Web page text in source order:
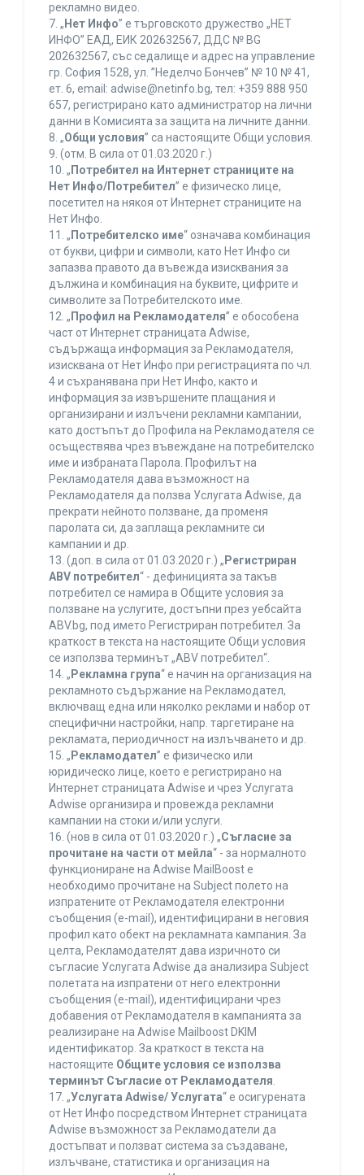
рекламно видео.
7. „ Нет Инфо” е търговското дружество „НЕТ
ИНФО” ЕАД, ЕИК 202632567, ДДС № BG
202632567, със седалище и адрес на управление
гр. София 1528, ул. ”Неделчо Бончев” № 10 № 41,
ет. 6, еmail: adwise@netinfo.bg, тел: +359 888 950
657, регистрирано като администратор на лични
данни в Комисията за защита на личните данни.
8. „Общи условия” са настоящите Общи условия.
9. (отм. В сила от 01.03.2020 г.)
10. „ Потребител на Интернет страниците на
Нет Инфо/Потребител” е физическо лице,
посетител на някоя от Интернет страниците на
Нет Инфо.
11. „ Потребителско име“ означава комбинация
от букви, цифри и символи, като Нет Инфо си
запазва правото да въвежда изисквания за
дължина и комбинация на буквите, цифрите и
символите за Потребителското име.
12. „ Профил на Рекламодателя” е обособена
част от Интернет страницата Adwise,
съдържаща информация за Рекламодателя,
изисквана от Нет Инфо при регистрацията по чл.
4 и съхранявана при Нет Инфо, както и
информация за извършените плащания и
организирани и излъчени рекламни кампании,
като достъпът до Профила на Рекламодателя се
осъществява чрез въвеждане на потребителско
име и избраната Парола. Профилът на
Рекламодателя дава възможност на
Рекламодателя да ползва Услугата Adwise, да
прекрати нейното ползване, да променя
паролата си, да заплаща рекламните си
кампании и др.
13. (доп. в сила от 01.03.2020 г.) „ Регистриран
ABV потребител“ - дефиницията за такъв
потребител се намира в Общите условия за
ползване на услугите, достъпни през уебсайта
ABV.bg, под името Регистриран потребител. За
краткост в текста на настоящите Общи условия
се използва терминът „ABV потребител“.
14. „ Рекламна група“ е начин на организация на
рекламното съдържание на Рекламодател,
включващ една или няколко реклами и набор от
специфични настройки, напр. таргетиране на
рекламата, периодичност на излъчването и др.
15. „ Рекламодател” е физическо или
юридическо лице, което е регистрирано на
Интернет страницата Adwise и чрез Услугата
Adwise организира и провежда рекламни
кампании на стоки и/или услуги.
16. (нов в сила от 01.03.2020 г.) „Съгласие за
прочитане на части от мейла“ - за нормалното
функциониране на Adwise MailBoost е
необходимо прочитане на Subject полето на
изпратените от Рекламодателя електронни
съобщения (e-mail), идентифицирани в неговия
профил като обект на рекламната кампания. За
целта, Рекламодателят дава изричното си
съгласие Услугата Adwise да анализира Subject
полетата на изпратени от него електронни
съобщения (e-mail), идентифицирани чрез
добавения от Рекламодателя в кампанията за
реализиране на Adwise Mailboost DKIM
идентификатор. За краткост в текста на
настоящите Общите условия се използва
терминът Съгласие от Рекламодателя.
17. „Услугата Adwise/ Услугата“ е осигурената
от Нет Инфо посредством Интернет страницата
Adwise възможност за Рекламодатели да
достъпват и ползват система за създаване,
излъчване, статистика и организация на